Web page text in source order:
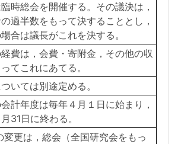
時総会を開催する。その議決は，
過半数をもって決することとし，
合は議長がこれを決する。
費は，会費・寄附金，その他の収
てこれにあてる。
いては別途定める。
計年度は毎年４月１日に始まり，
31日に終わる。
変更は，総会（全国研究会をもっ